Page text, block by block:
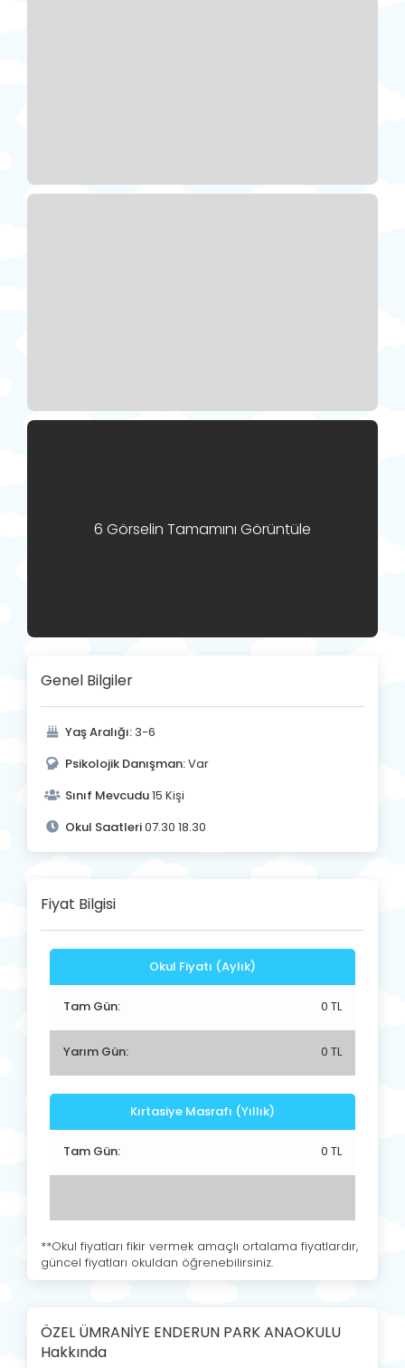
6 Görselin Tamamını Görüntüle
Genel Bilgiler
Yaş Aralığı: 3-6
Psikolojik Danışman:Var
Sınıf Mevcudu15 Kişi
Okul Saatleri07.30 18.30
Fiyat Bilgisi
Okul Fiyatı (Aylık)
Tam Gün: 0 TL
Yarım Gün: 0 TL
Kırtasiye Masrafı (Yıllık)
Tam Gün: 0 TL
**Okul fiyatları fikir vermek amaçlı ortalama fiyatlardır,
güncel fiyatları okuldan öğrenebilirsiniz.
ÖZEL ÜMRANİYE ENDERUN PARK ANAOKULU
Hakkında